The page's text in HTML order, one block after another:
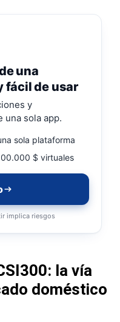
una
fácil de usar
y
una sola app.
sola plataforma
$ virtuales
implica riesgos
la vía
doméstico